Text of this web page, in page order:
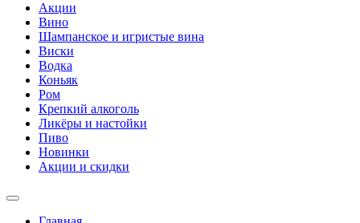
Акции
Вино
Шампанское и игристые вина
Виски
Водка
Коньяк
Ром
Крепкий алкоголь
Ликёры и настойки
Пиво
Новинки
Акции и скидки